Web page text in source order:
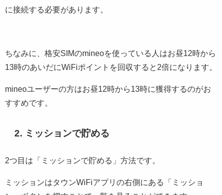
に接続する必要があります。
ちなみに、格安SIMのmineoを使っている人はお昼12時から
13時のあいだにWiFiポイントを回収すると2倍になります。
mineoユーザーの方はお昼12時から13時に獲得するのがお
すすめです。
2. ミッションで貯める
2つ目は「ミッションで貯める」方法です。
ミッションはタウンWiFiアプリの右側にある「ミッショ